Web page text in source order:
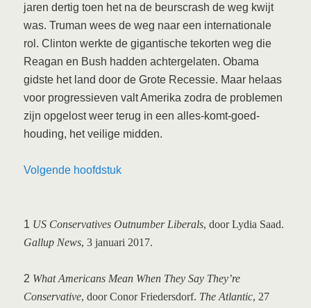
jaren dertig toen het na de beurscrash de weg kwijt
was. Truman wees de weg naar een internationale
rol. Clinton werkte de gigantische tekorten weg die
Reagan en Bush hadden achtergelaten. Obama
gidste het land door de Grote Recessie. Maar helaas
voor progressieven valt Amerika zodra de problemen
zijn opgelost weer terug in een alles-komt-goed-
houding, het veilige midden.
Volgende hoofdstuk
1 US Conservatives Outnumber Liberals, door Lydia Saad.
Gallup News, 3 januari 2017.
2 What Americans Mean When They Say They’re
Conservative, door Conor Friedersdorf. The Atlantic, 27